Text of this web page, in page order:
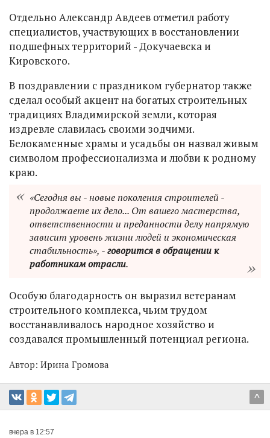
Отдельно Александр Авдеев отметил работу
специалистов, участвующих в восстановлении
подшефных территорий - Докучаевска и
Кировского.
В поздравлении с праздником губернатор также
сделал особый акцент на богатых строительных
традициях Владимирской земли, которая
издревле славилась своими зодчими.
Белокаменные храмы и усадьбы он назвал живым
символом профессионализма и любви к родному
краю.
«Сегодня вы - новые поколения строителей -
продолжаете их дело... От вашего мастерства,
ответственности и преданности делу напрямую
зависит уровень жизни людей и экономическая
стабильность», -говорится в обращении к
работникам отрасли.
Особую благодарность он выразил ветеранам
строительного комплекса, чьим трудом
восстанавливалось народное хозяйство и
создавался промышленный потенциал региона.
Автор: Ирина Громова
^
вчера в 12:57